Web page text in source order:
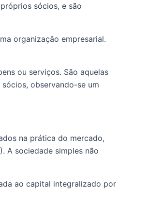
sócios, e são
observando-se um
na prática do mercado,
A sociedade simples não
ao capital integralizado por